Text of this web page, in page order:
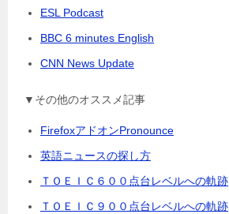
ESL Podcast
BBC 6 minutes English
CNN News Update
▼その他のオススメ記事
FirefoxアドオンPronounce
英語ニュースの探し方
ＴＯＥＩＣ６００点台レベルへの軌跡
ＴＯＥＩＣ９００点台レベルへの軌跡